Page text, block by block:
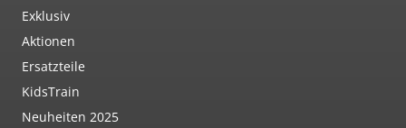
Exklusiv
Aktionen
Ersatzteile
KidsTrain
Neuheiten 2025